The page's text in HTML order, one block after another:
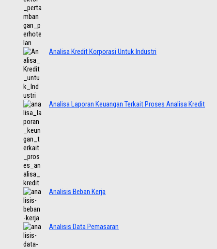
Analisa Kredit Korporasi Untuk Industri
Analisa Laporan Keuangan Terkait Proses Analisa Kredit
Analisis Beban Kerja
Analisis Data Pemasaran